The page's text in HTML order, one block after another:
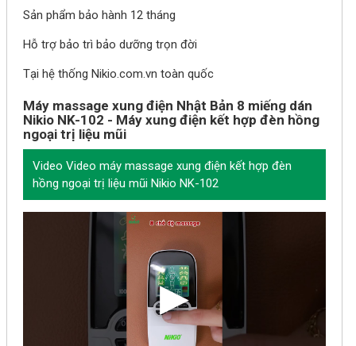
Sản phẩm bảo hành 12 tháng
Hỗ trợ bảo trì bảo dưỡng trọn đời
Tại hệ thống Nikio.com.vn toàn quốc
Máy massage xung điện Nhật Bản 8 miếng dán
Nikio NK-102 - Máy xung điện kết hợp đèn hồng
ngoại trị liệu mũi
Video Video máy massage xung điện kết hợp đèn
hồng ngoại trị liệu mũi Nikio NK-102